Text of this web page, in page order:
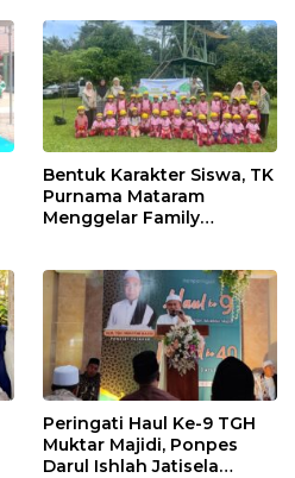
Bentuk Karakter Siswa, TK
Purnama Mataram
Menggelar Family
Peringati Haul Ke-9 TGH
Muktar Majidi, Ponpes
Darul Ishlah Jatisela